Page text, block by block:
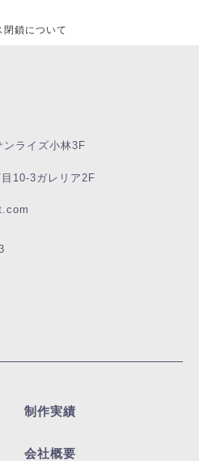
閉鎖について
ライズ小林3F
10-3ガレリア2F
制作実績
会社概要